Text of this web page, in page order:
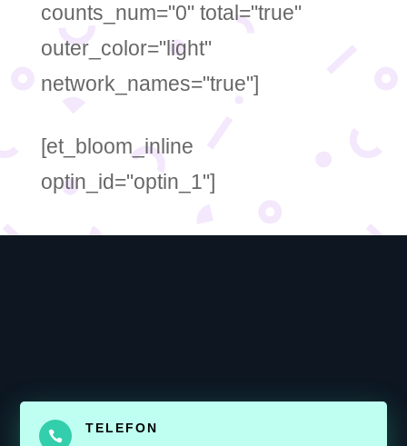
counts_num="0" total="true"
outer_color="light"
network_names="true"]
[et_bloom_inline
optin_id="optin_1"]

TELEFON